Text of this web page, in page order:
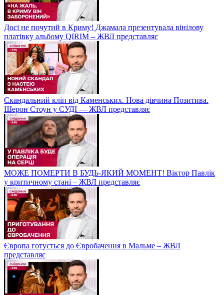
Досі не почутий в Криму! Джамала презентувала вінілову
платівку альбому QIRIM – ЖВЛ представляє
Скандальний кліп від Каменських. Нова дівчина Позитива.
Шерон Стоун у СУДІ — ЖВЛ представляє
МОЖЕ ПОМЕРТИ В БУДЬ-ЯКИЙ МОМЕНТ! Віктор Павлік
у критичному стані – ЖВЛ представляє
Європа готується до Євробачення в Мальме – ЖВЛ
представляє